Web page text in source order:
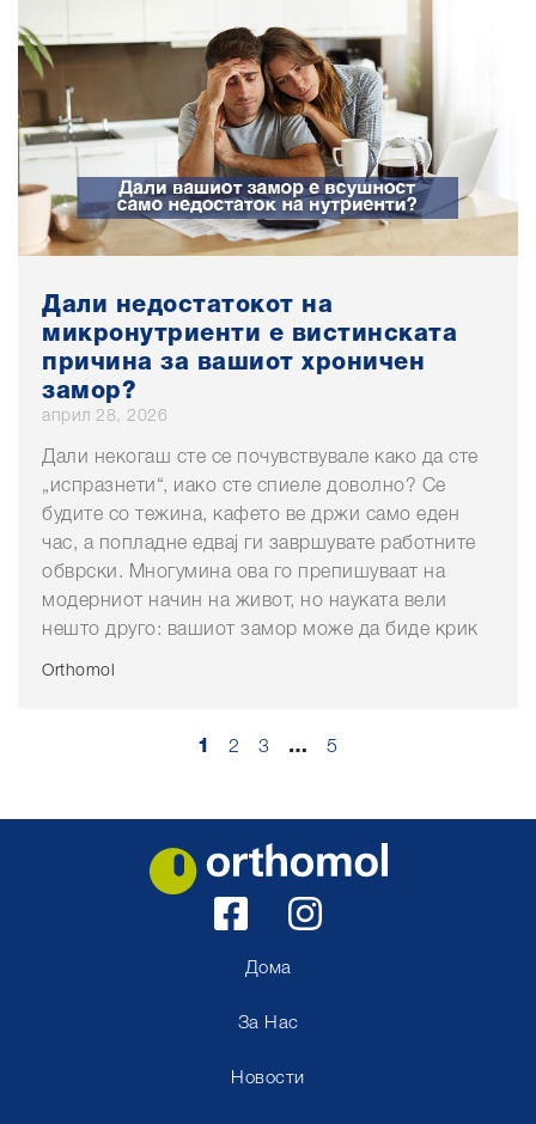
Дали недостатокот на
микронутриенти е вистинската
причина за вашиот хроничен
замор?
април 28, 2026
Дали некогаш сте се почувствувале како да сте
„испразнети“, иако сте спиеле доволно? Се
будите со тежина, кафето ве држи само еден
час, а попладне едвај ги завршувате работните
обврски. Многумина ова го препишуваат на
модерниот начин на живот, но науката вели
нешто друго: вашиот замор може да биде крик
Orthomol
1 2 3 … 5
Дома
За Нас
Новости